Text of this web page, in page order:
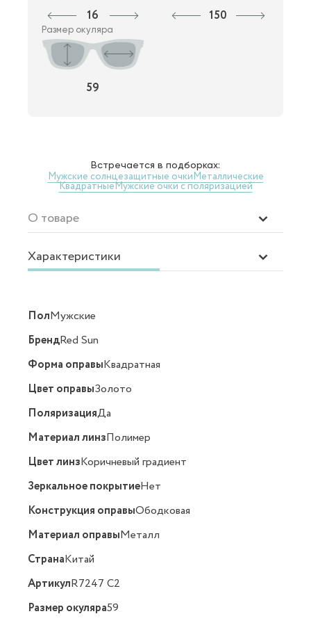
16 150
Размер окуляра
59
Встречается в подборках:
Мужские солнцезащитные очкиМеталлические
КвадратныеМужские очки с поляризацией
О товаре
Характеристики
ПолМужские
БрендRed Sun
Форма оправыКвадратная
Цвет оправыЗолото
ПоляризацияДа
Материал линзПолимер
Цвет линзКоричневый градиент
Зеркальное покрытиеНет
Конструкция оправыОбодковая
Материал оправыМеталл
СтранаКитай
АртикулR7247 C2
Размер окуляра59